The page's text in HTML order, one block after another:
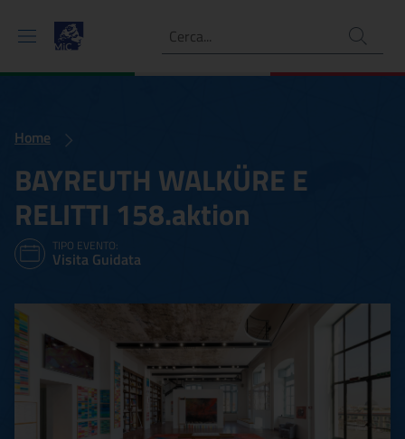
Ricerca
Home
BAYREUTH WALKÜRE E
RELITTI 158.aktion
TIPO EVENTO:
Visita Guidata
BAYREUTH WALKÜRE E